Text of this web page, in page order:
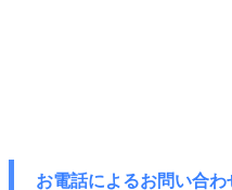
お電話によるお問い合わ